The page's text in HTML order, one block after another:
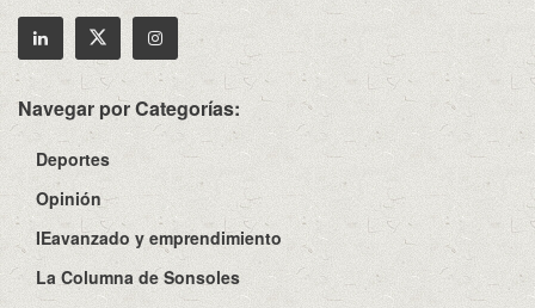
Navegar por Categorías:
Deportes
Opinión
IEavanzado y emprendimiento
La Columna de Sonsoles